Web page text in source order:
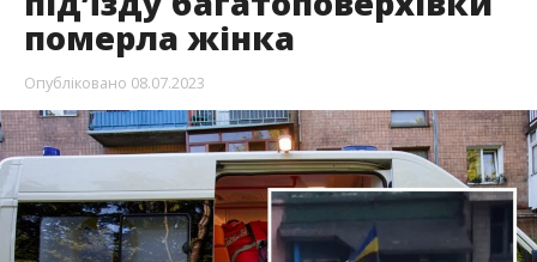
померла жінка
Опубліковано 08.07.2023